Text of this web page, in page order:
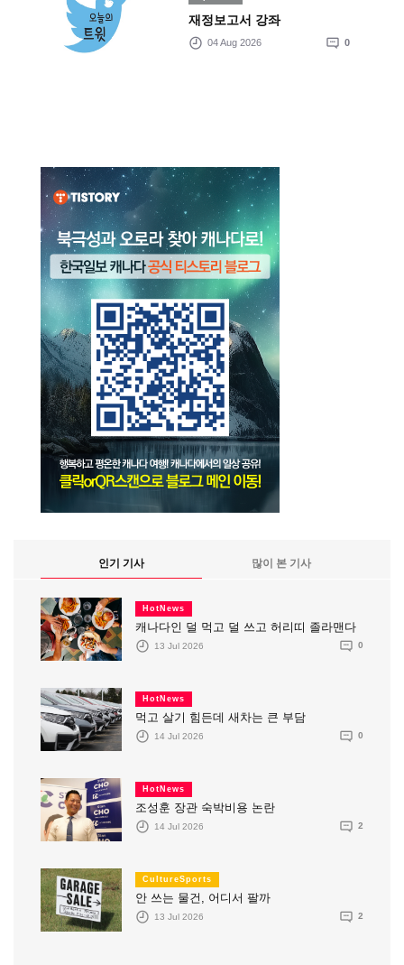
재정보고서 강좌
04 Aug 2026 0
인기 기사 많이 본 기사
HotNews
캐나다인 덜 먹고 덜 쓰고 허리띠 졸라맨다
13 Jul 2026 0
HotNews
먹고 살기 힘든데 새차는 큰 부담
14 Jul 2026 0
HotNews
조성훈 장관 숙박비용 논란
14 Jul 2026 2
CultureSports
안 쓰는 물건, 어디서 팔까
13 Jul 2026 2